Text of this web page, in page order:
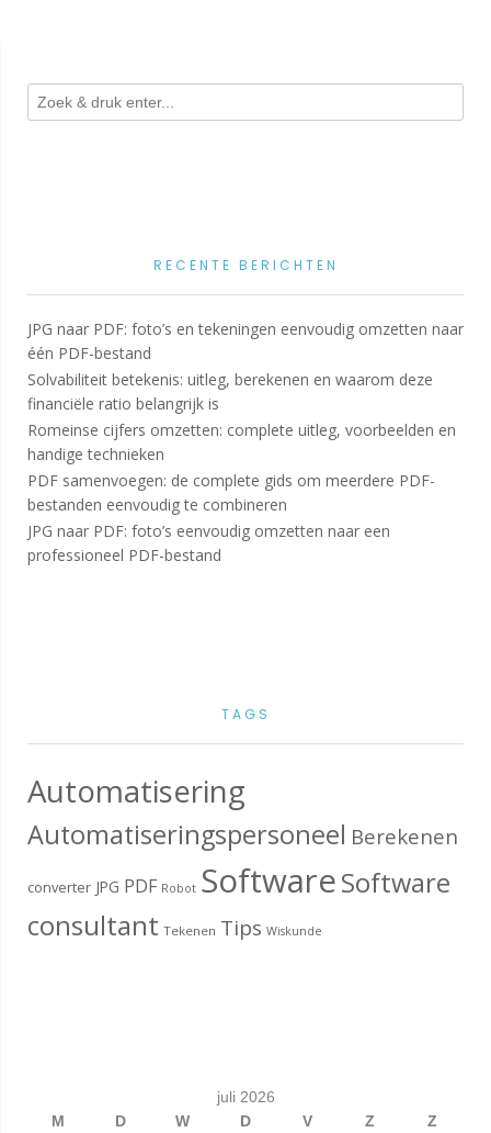
RECENTE BERICHTEN
JPG naar PDF: foto’s en tekeningen eenvoudig omzetten naar
één PDF-bestand
Solvabiliteit betekenis: uitleg, berekenen en waarom deze
financiële ratio belangrijk is
Romeinse cijfers omzetten: complete uitleg, voorbeelden en
handige technieken
PDF samenvoegen: de complete gids om meerdere PDF-
bestanden eenvoudig te combineren
JPG naar PDF: foto’s eenvoudig omzetten naar een
professioneel PDF-bestand
TAGS
Automatisering
Automatiseringspersoneel Berekenen
converter JPG PDF Robot SoftwareSoftware
consultant Tekenen Tips Wiskunde
juli 2026
M
D W D V Z Z